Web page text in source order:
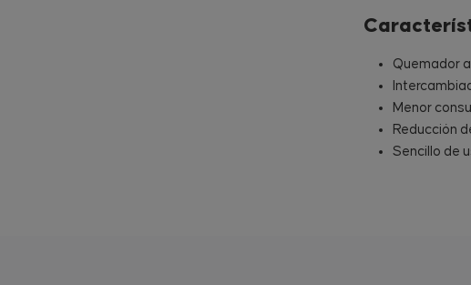
Quemador
Menor
Reducción
Sencillo de